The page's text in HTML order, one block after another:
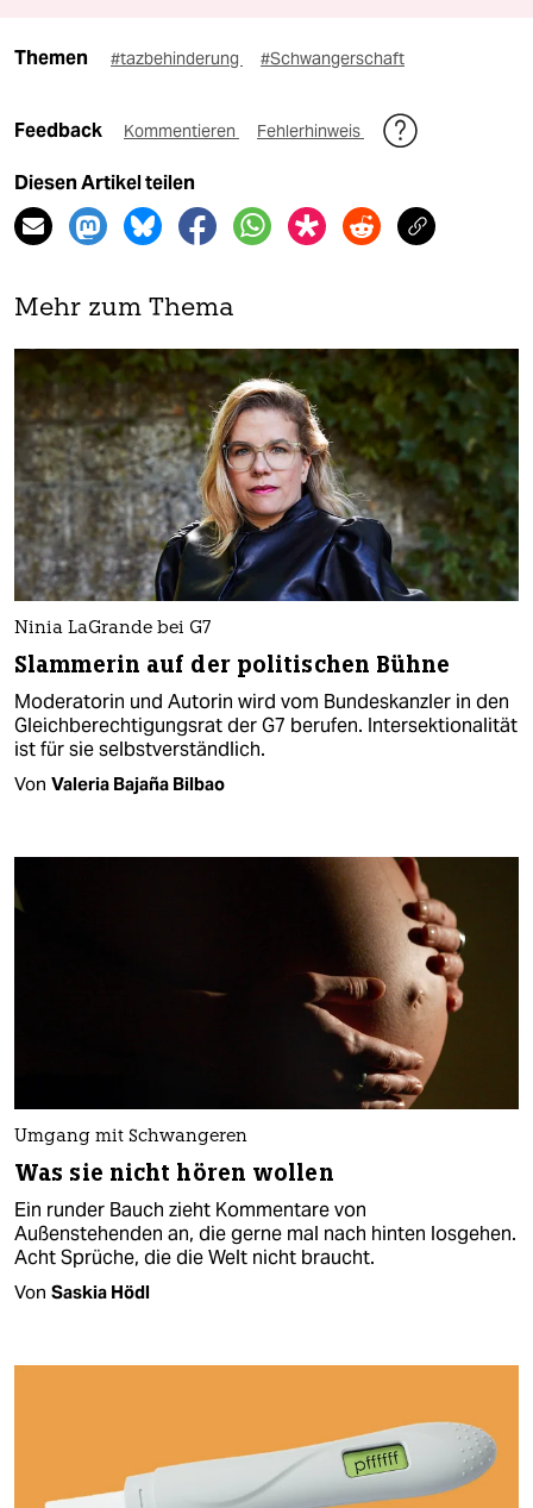
Themen #tazbehinderung #Schwangerschaft
Feedback Kommentieren Fehlerhinweis
Diesen Artikel teilen
Mehr zum Thema
Ninia LaGrande bei G7
Slammerin auf der politischen Bühne
Moderatorin und Autorin wird vom Bundeskanzler in den
Gleichberechtigungsrat der G7 berufen. Intersektionalität
ist für sie selbstverständlich.
Von Valeria Bajaña Bilbao
Umgang mit Schwangeren
Was sie nicht hören wollen
Ein runder Bauch zieht Kommentare von
Außenstehenden an, die gerne mal nach hinten losgehen.
Acht Sprüche, die die Welt nicht braucht.
Von Saskia Hödl